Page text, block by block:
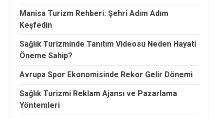
Manisa Turizm Rehberi: Şehri Adım Adım
Keşfedin
Sağlık Turizminde Tanıtım Videosu Neden Hayati
Öneme Sahip?
Avrupa Spor Ekonomisinde Rekor Gelir Dönemi
Sağlık Turizmi Reklam Ajansı ve Pazarlama
Yöntemleri